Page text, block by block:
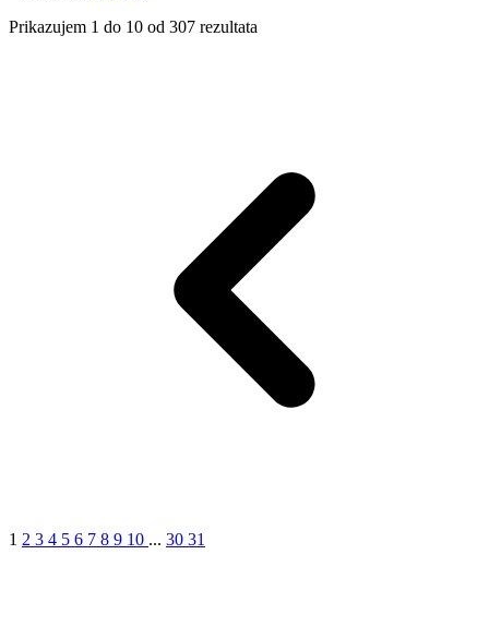
Prikazujem 1 do 10 od 307 rezultata
1 2 3 4 5 6 7 8 9 10 ... 30 31